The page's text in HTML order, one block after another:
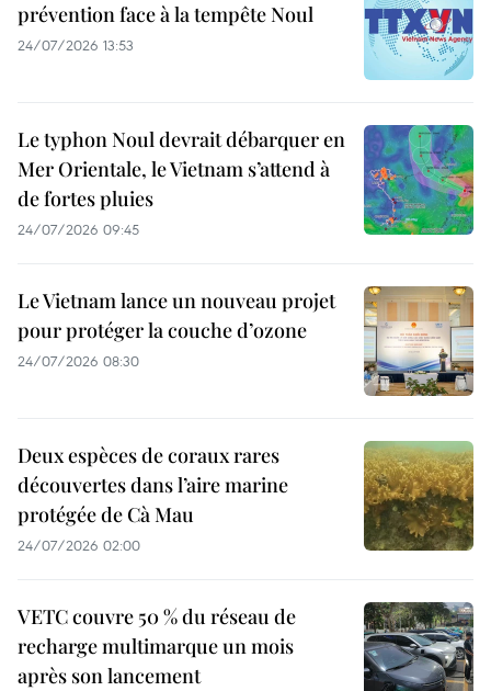
prévention face à la tempête Noul
24/07/2026 13:53
Le typhon Noul devrait débarquer en
Mer Orientale, le Vietnam s’attend à
de fortes pluies
24/07/2026 09:45
Le Vietnam lance un nouveau projet
pour protéger la couche d’ozone
24/07/2026 08:30
Deux espèces de coraux rares
découvertes dans l’aire marine
protégée de Cà Mau
24/07/2026 02:00
VETC couvre 50 % du réseau de
recharge multimarque un mois
après son lancement